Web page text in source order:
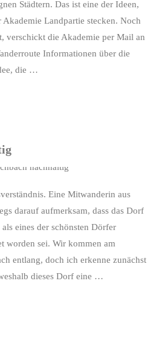
Städtern. Das ist eine der Ideen,
Landpartie stecken. Noch
verschickt die Akademie per Mail an
Informationen über die
die …
Eine Mitwanderin aus
darauf aufmerksam, dass das Dorf
eines der schönsten Dörfer
worden sei. Wir kommen am
entlang, doch ich erkenne zunächst
dieses Dorf eine …